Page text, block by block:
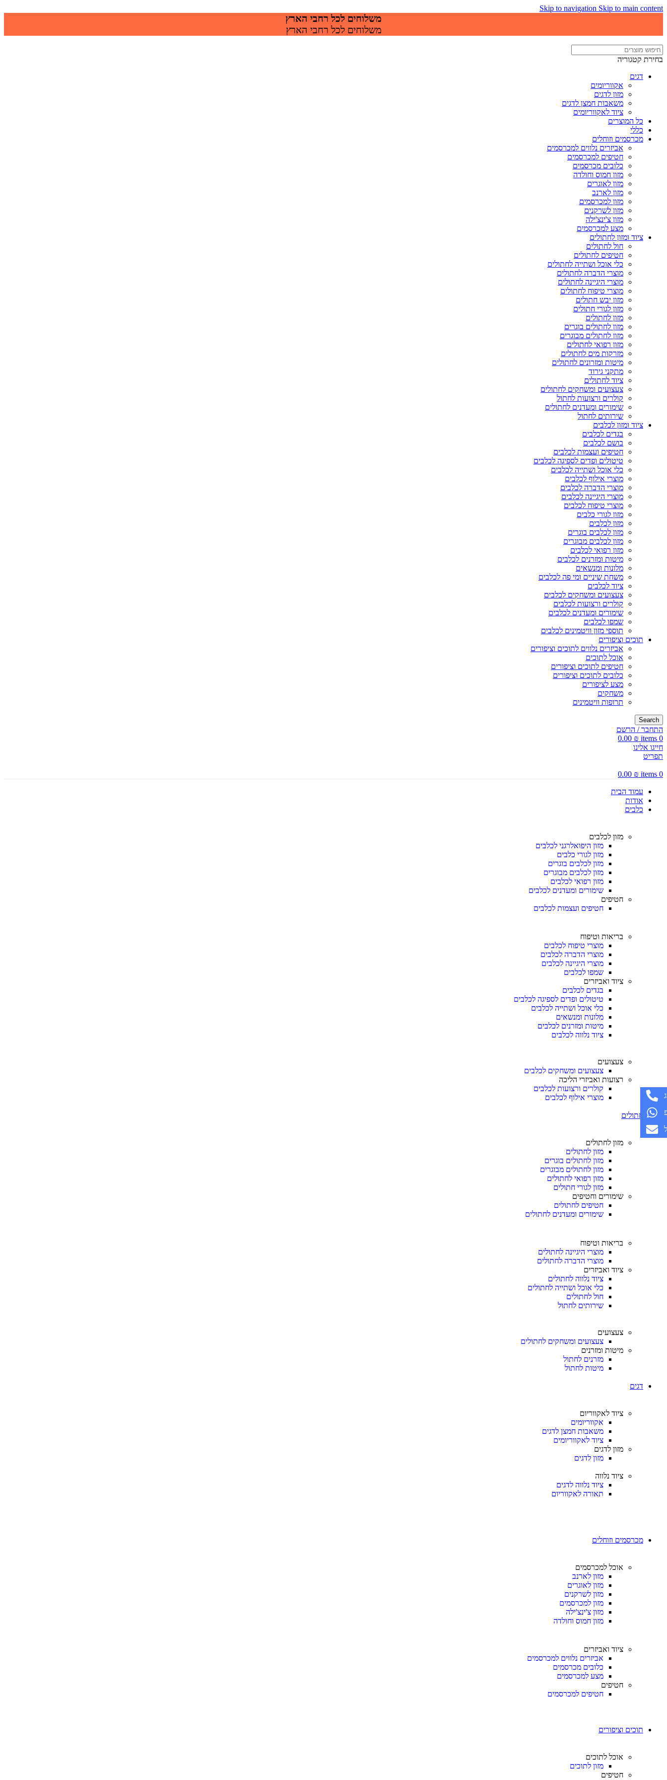
Skip to navigation Skip to main content
משלוחים לכל רחבי הארץ
משלוחים לכל רחבי הארץ
בחירת קטגוריה
דגים
אקווריומים
מזון לדגים
משאבות חמצן לדגים
ציוד לאקווריומים
כל המוצרים
כללי
מכרסמים וזוחלים
אביזרים נלווים למכרסמים
חטיפים למכרסמים
כלובים מכרסמים
מזון חמוס וחולדה
מזון לאוגרים
מזון לארנב
מזון למכרסמים
מזון לשרקנים
מזון צ'ינצ'ילה
מצע למכרסמים
ציוד ומזון לחתולים
חול לחתולים
חטיפים לחתולים
כלי אוכל ושתייה לחתולים
מוצרי הדברה לחתולים
מוצרי היגיינה לחתולים
מוצרי טיפוח לחתולים
מזון יבש חתולים
מזון לגורי חתולים
מזון לחתולים
מזון לחתולים בוגרים
מזון לחתולים מבוגרים
מזון רפואי לחתולים
מזרקות מים לחתולים
מיטות ומזרונים לחתולים
מתקני גירוד
ציוד לחתולים
צעצועים ומשחקים לחתולים
קולרים ורצועות לחתול
שימורים ומעדנים לחתולים
שירותים לחתול
ציוד ומזון לכלבים
בגדים לכלבים
בושם לכלבים
חטיפים ועצמות לכלבים
טיטולים ופדים לספיגה לכלבים
כלי אוכל ושתייה לכלבים
מוצרי אילוף לכלבים
מוצרי הדברה לכלבים
מוצרי היגיינה לכלבים
מוצרי טיפוח לכלבים
מזון לגורי כלבים
מזון לכלבים
מזון לכלבים בוגרים
מזון לכלבים מבוגרים
מזון רפואי לכלבים
מיטות ומזרנים לכלבים
מלונות ומנשאים
משחת שיניים ומי פה לכלבים
ציוד לכלבים
צעצועים ומשחקים לכלבים
קולרים ורצועות לכלבים
שימורים ומעדנים לכלבים
שמפו לכלבים
תוספי מזון וויטמינים לכלבים
תוכים וציפורים
אביזרים נלווים לתוכים וציפורים
אוכל לתוכים
חטיפים לתוכים וציפורים
כלובים לתוכים וציפורים
מצע לציפורים
משחקים
תרופות וויטמינים
Search
התחבר / הרשם
0
items
0.00 ₪
חייגו אלינו
תפריט
0
items
0.00 ₪
עמוד הבית
אודות
כלבים
מזון לכלבים
מזון היפואלרגני לכלבים
מזון לגורי כלבים
מזון לכלבים בוגרים
מזון לכלבים מבוגרים
מזון רפואי לכלבים
שימורים ומעדנים לכלבים
חטיפים
חטיפים ועצמות לכלבים
בריאות וטיפוח
מוצרי טיפוח לכלבים
מוצרי הדברה לכלבים
מוצרי היגיינה לכלבים
שמפו לכלבים
ציוד ואביזרים
בגדים לכלבים
טיטולים ופדים לספיגה לכלבים
כלי אוכל ושתייה לכלבים
מלונות ומנשאים
מיטות ומזרנים לכלבים
ציוד נלווה לכלבים
צעצועים
צעצועים ומשחקים לכלבים
רצועות ואביזרי הליכה
קולרים ורצועות לכלבים
מוצרי אילוף לכלבים
חתולים
מזון לחתולים
מזון לחתולים
מזון לחתולים בוגרים
מזון לחתולים מבוגרים
מזון רפואי לחתולים
מזון לגורי חתולים
שימורים וחטיפים
חטיפים לחתולים
שימורים ומעדנים לחתולים
בריאות וטיפוח
מוצרי היגיינה לחתולים
מוצרי הדברה לחתולים
ציוד ואביזרים
ציוד נלווה לחתולים
כלי אוכל ושתייה לחתולים
חול לחתולים
שירותים לחתול
צעצועים
צעצועים ומשחקים לחתולים
מיטות ומזרנים
מזרנים לחתול
מיטות לחתול
דגים
ציוד לאקווריום
אקווריומים
משאבות חמצן לדגים
ציוד לאקווריומים
מזון לדגים
מזון לדגים
ציוד נלווה
ציוד נלווה לדגים
תאורה לאקווריום
מכרסמים וזוחלים
אוכל למכרסמים
מזון לארנב
מזון לאוגרים
מזון לשרקנים
מזון למכרסמים
מזון צ'ינצ'ילה
מזון חמוס וחולדה
ציוד ואביזרים
אביזרים נלווים למכרסמים
כלובים מכרסמים
מצע למכרסמים
חטיפים
חטיפים למכרסמים
תוכים וציפורים
אוכל לתוכים
מזון לתוכים
חטיפים